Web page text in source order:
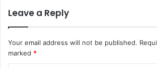
Leave a Reply
Your email address will not be published.
marked *